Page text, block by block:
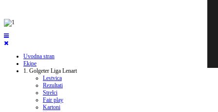
Uvodna stran
Ekipe
1. Golgeter Liga Lenart
Lestvica
Rezultati
Strelci
Fair play
Kartoni